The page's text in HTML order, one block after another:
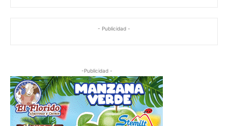
- Publicidad -
-Publicidad -